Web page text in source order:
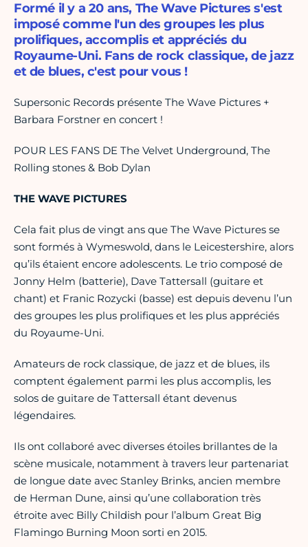
Formé il y a 20 ans, The Wave Pictures s'est
imposé comme l'un des groupes les plus
prolifiques, accomplis et appréciés du
Royaume-Uni. Fans de rock classique, de jazz
et de blues, c'est pour vous !
Supersonic Records présente The Wave Pictures +
Barbara Forstner en concert !
POUR LES FANS DE The Velvet Underground, The
Rolling stones & Bob Dylan
THE WAVE PICTURES
Cela fait plus de vingt ans que The Wave Pictures se
sont formés à Wymeswold, dans le Leicestershire, alors
qu’ils étaient encore adolescents. Le trio composé de
Jonny Helm (batterie), Dave Tattersall (guitare et
chant) et Franic Rozycki (basse) est depuis devenu l’un
des groupes les plus prolifiques et les plus appréciés
du Royaume-Uni.
Amateurs de rock classique, de jazz et de blues, ils
comptent également parmi les plus accomplis, les
solos de guitare de Tattersall étant devenus
légendaires.
Ils ont collaboré avec diverses étoiles brillantes de la
scène musicale, notamment à travers leur partenariat
de longue date avec Stanley Brinks, ancien membre
de Herman Dune, ainsi qu’une collaboration très
étroite avec Billy Childish pour l’album Great Big
Flamingo Burning Moon sorti en 2015.